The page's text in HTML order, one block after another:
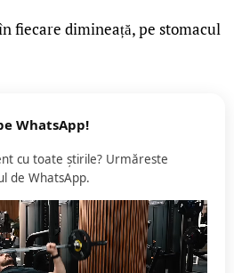
fiecare dimineață, pe stomacul
WhatsApp!
cu toate știrile? Urmăreste
de WhatsApp.